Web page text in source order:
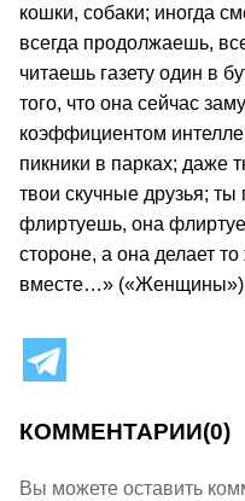
кошки, собаки; иногда
всегда продолжаешь,
читаешь газету один в
того, что она сейчас
коэффициентом
пикники в парках; даже
твои скучные друзья;
флиртуешь, она
стороне, а она делает
вместе…»
КОММЕНТАРИИ(0)
Вы можете оставить